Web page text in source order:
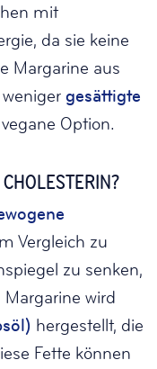
mit
da sie keine
Margarine aus
gesättigte
Option.
Vergleich zu
zu senken,
wird
hergestellt, die
Fette können